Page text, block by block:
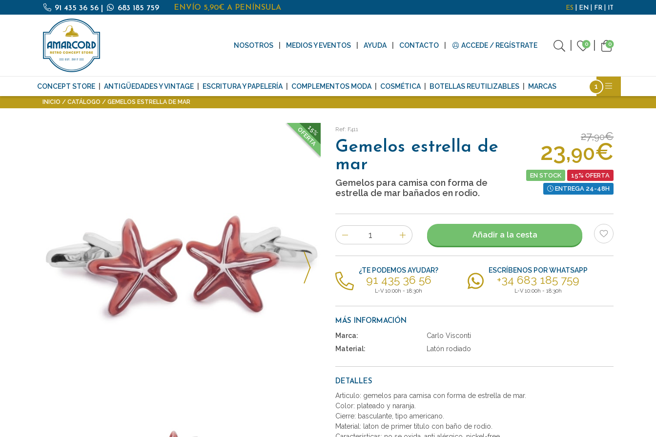
91 435 36 56 683 185 759 ENVÍO 5,90€ A PENÍNSULA ES EN FR IT
NOSOTROS MEDIOS Y EVENTOS AYUDA CONTACTO ACCEDE / REGÍSTRATE 0 0
CONCEPT STORE ANTIGÜEDADES Y VINTAGE ESCRITURA Y PAPELERÍA COMPLEMENTOS MODA COSMÉTICA BOTELLAS REUTILIZABLES MARCAS
INICIO CATÁLOGO GEMELOS ESTRELLA DE MAR
15%
OFERTA Ref: F411
Gemelos estrella de
mar
Gemelos para camisa con forma de
estrella de mar bañados en rodio.
27,90€
23,90€
EN STOCK
15% OFERTA
ENTREGA 24-48H
Número
de
artículos
Añadir a la cesta
¿TE PODEMOS AYUDAR?
91 435 36 56
L-V 10:00h - 18:30h
ESCRÍBENOS POR WHATSAPP
+34 683 185 759
L-V 10:00h - 18:30h
MÁS INFORMACIÓN
Marca:
Carlo Visconti
Material:
Latón rodiado
DETALLES
Articulo: gemelos para camisa con forma de estrella de mar.
Color: plateado y naranja.
Cierre: basculante, tipo americano.
Material: laton de primer titulo con baño de rodio.